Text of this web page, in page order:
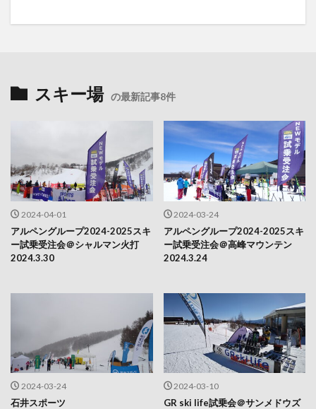
スキー場 の最新記事8件
2024-04-01
アルペングループ2024-2025スキ
ー試乗受注会＠シャルマン火打
2024.3.30
2024-03-24
アルペングループ2024-2025スキ
ー試乗受注会＠高峰マウンテン
2024.3.24
2024-03-24
石井スポーツ
2024-03-10
GR ski life試乗会＠サンメドウズ